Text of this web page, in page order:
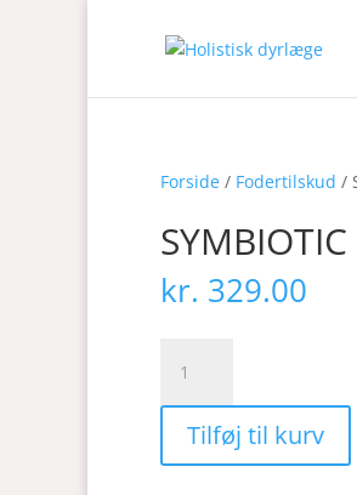
Forside / Fodertilskud /
kr. 329.00
økologisk
kosttilskud
(mælkesyrebakterier)
Tilføj til kurv